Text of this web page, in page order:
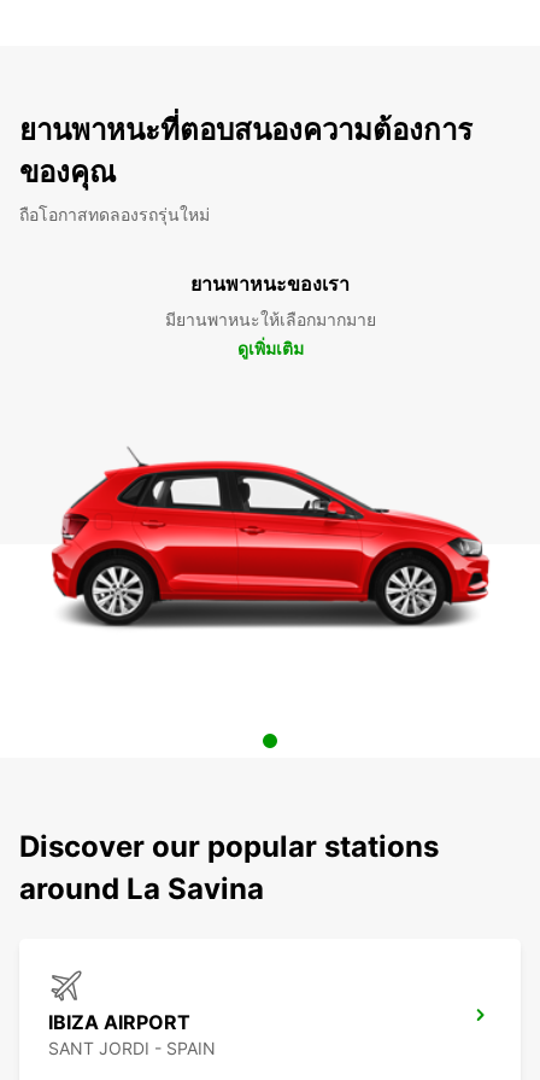
ยานพาหนะที่ตอบสนองความต้องการ
ของคุณ
ถือโอกาสทดลองรถรุ่นใหม่
ยานพาหนะของเรา
มียานพาหนะให้เลือกมากมาย
ดูเพิ่มเติม
Discover our popular stations
around La Savina
IBIZA AIRPORT
SANT JORDI - SPAIN